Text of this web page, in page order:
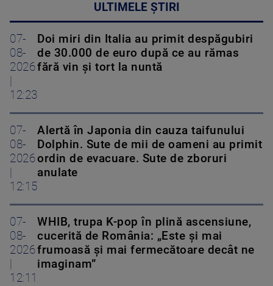
ULTIMELE ȘTIRI
07-
08-
2026
12:23
Doi miri din Italia au primit despăgubiri
de 30.000 de euro după ce au rămas
fără vin și tort la nuntă
07-
08-
2026
12:15
Alertă în Japonia din cauza taifunului
Dolphin. Sute de mii de oameni au primit
ordin de evacuare. Sute de zboruri
anulate
07-
08-
2026
12:11
WHIB, trupa K-pop în plină ascensiune,
cucerită de România: „Este și mai
frumoasă și mai fermecătoare decât ne
imaginam”